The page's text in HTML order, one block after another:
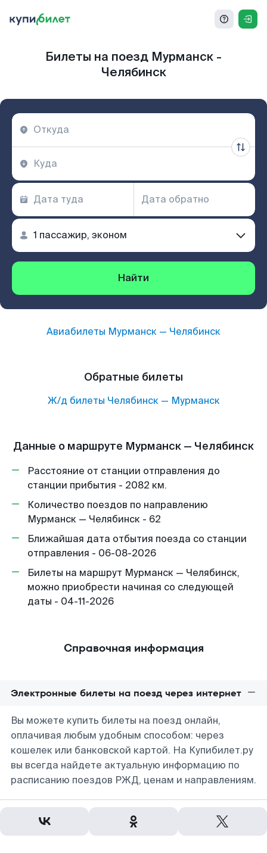
Билеты на поезд Мурманск -
Челябинск
Найти
Авиабилеты Мурманск — Челябинск
Обратные билеты
Ж/д билеты Челябинск— Мурманск
Данные о маршруте Мурманск — Челябинск
Расстояние от станции отправления до
станции прибытия - 2082 км.
Количество поездов по направлению
Мурманск — Челябинск - 62
Ближайшая дата отбытия поезда со станции
отправления - 06-08-2026
Билеты на маршрут Мурманск — Челябинск,
можно приобрести начиная со следующей
даты - 04-11-2026
Справочная информация
Электронные билеты на поезд через интернет
Вы можете купить билеты на поезд онлайн,
оплачивая любым удобным способом: через
кошелек или банковской картой. На Купибилет.ру
вы всегда найдете актуальную информацию по
расписанию поездов РЖД, ценам и направлениям.